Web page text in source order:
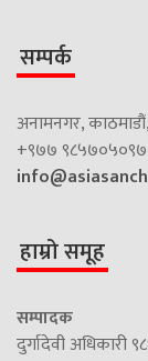
सम्पर्क
अनामनगर,
+९७७
हाम्रो समूह
सम्पादक
दुर्गादेवी अधिकारी